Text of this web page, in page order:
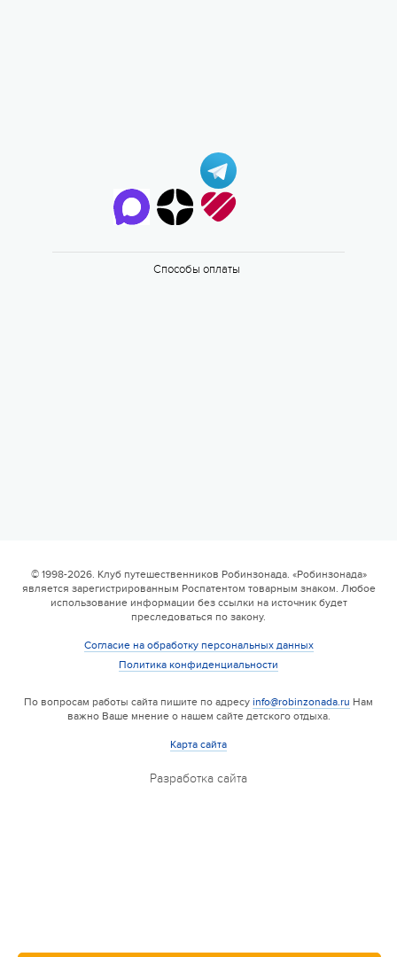
Способы оплаты
© 1998-2026. Клуб путешественников Робинзонада. «Робинзонада»
является зарегистрированным Роспатентом товарным знаком. Любое
использование информации без ссылки на источник будет
преследоваться по закону.
Согласие на обработку персональных данных
Политика конфиденциальности
По вопросам работы сайта пишите по адресу info@robinzonada.ru Нам
важно Ваше мнение о нашем сайте детского отдыха.
Карта сайта
Разработка сайта